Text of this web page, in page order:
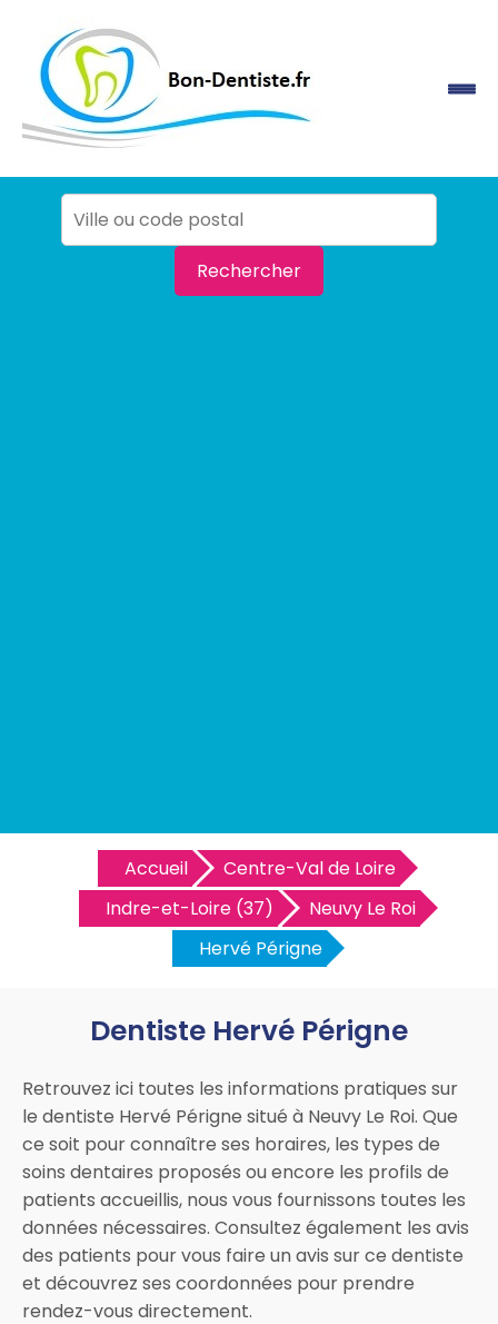
Rechercher
Accueil
Centre-Val de Loire
Indre-et-Loire (37)
Neuvy Le Roi
Hervé Périgne
Dentiste Hervé Périgne
Retrouvez ici toutes les informations pratiques sur
le dentiste Hervé Périgne situé à Neuvy Le Roi. Que
ce soit pour connaître ses horaires, les types de
soins dentaires proposés ou encore les profils de
patients accueillis, nous vous fournissons toutes les
données nécessaires. Consultez également les avis
des patients pour vous faire un avis sur ce dentiste
et découvrez ses coordonnées pour prendre
rendez-vous directement.